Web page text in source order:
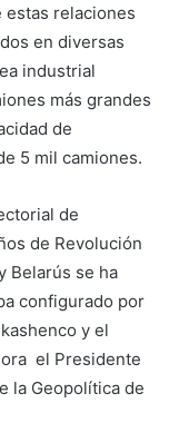
estas relaciones
en diversas
industrial
más grandes
de
5 mil camiones.
de
de Revolución
Belarús se ha
configurado por
y el
el Presidente
la Geopolítica de